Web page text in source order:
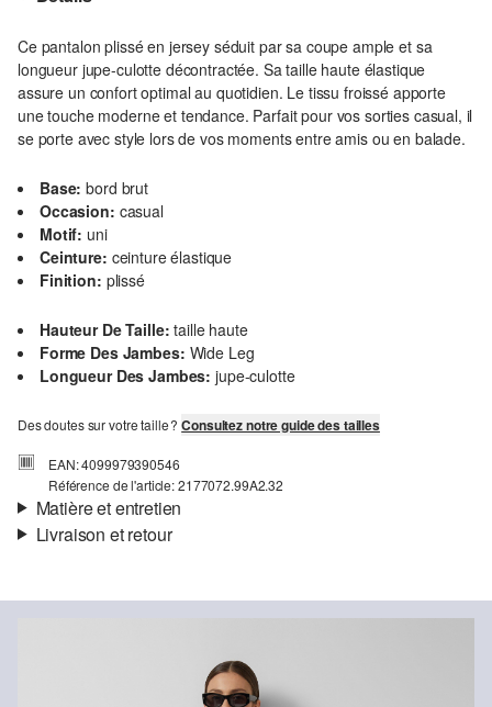
Ce pantalon plissé en jersey séduit par sa coupe ample et sa
longueur jupe-culotte décontractée. Sa taille haute élastique
assure un confort optimal au quotidien. Le tissu froissé apporte
une touche moderne et tendance. Parfait pour vos sorties casual, il
se porte avec style lors de vos moments entre amis ou en balade.
Base: bord brut
Occasion: casual
Motif: uni
Ceinture: ceinture élastique
Finition: plissé
Hauteur De Taille: taille haute
Forme Des Jambes: Wide Leg
Longueur Des Jambes: jupe-culotte
Des doutes sur votre taille ?Consultez notre guide des tailles
EAN: 4099979390546
Référence de l'article: 2177072.99A2.32
Matière et entretien
Doublure: non doublé
Livraison et retour
Ta commande sera expédiée par bpost dans un délai de 3 à 5